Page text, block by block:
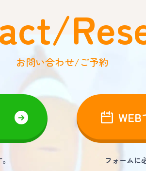
お問い合わせ/ご予約
WEB
フォームに